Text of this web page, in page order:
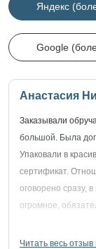
Яндекс
Google
Анастасия
Заказывали
большой. Была
Упаковали в
сертификат.
оговорено сразу,
огромное,
Читать весь